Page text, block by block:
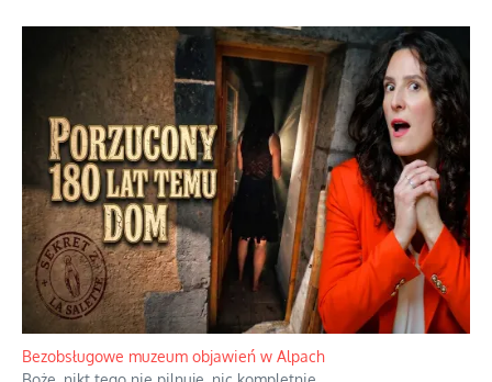
Bezobsługowe muzeum objawień w Alpach